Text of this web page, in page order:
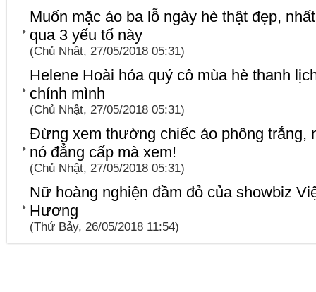
Muốn mặc áo ba lỗ ngày hè thật đẹp,
qua 3 yếu tố này
(Chủ Nhật, 27/05/2018 05:31)
Helene Hoài hóa quý cô mùa hè thanh
chính mình
(Chủ Nhật, 27/05/2018 05:31)
Đừng xem thường chiếc áo phông trắng,
nó đẳng cấp mà xem!
(Chủ Nhật, 27/05/2018 05:31)
Nữ hoàng nghiện đầm đỏ của showbiz
Hương
(Thứ Bảy, 26/05/2018 11:54)